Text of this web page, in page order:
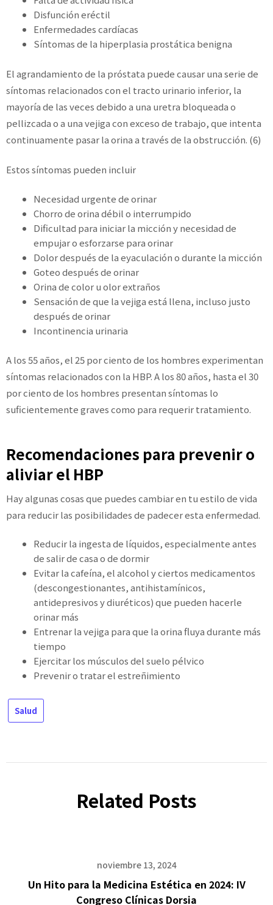
Disfunción eréctil
Enfermedades cardíacas
Síntomas de la hiperplasia prostática benigna
El agrandamiento de la próstata puede causar una serie de
síntomas relacionados con el tracto urinario inferior, la
mayoría de las veces debido a una uretra bloqueada o
pellizcada o a una vejiga con exceso de trabajo, que intenta
continuamente pasar la orina a través de la obstrucción. (6)
Estos síntomas pueden incluir
Necesidad urgente de orinar
Chorro de orina débil o interrumpido
Dificultad para iniciar la micción y necesidad de
empujar o esforzarse para orinar
Dolor después de la eyaculación o durante la micción
Goteo después de orinar
Orina de color u olor extraños
Sensación de que la vejiga está llena, incluso justo
después de orinar
Incontinencia urinaria
A los 55 años, el 25 por ciento de los hombres experimentan
síntomas relacionados con la HBP. A los 80 años, hasta el 30
por ciento de los hombres presentan síntomas lo
suficientemente graves como para requerir tratamiento.
Recomendaciones para prevenir o
aliviar el HBP
Hay algunas cosas que puedes cambiar en tu estilo de vida
para reducir las posibilidades de padecer esta enfermedad.
Reducir la ingesta de líquidos, especialmente antes
de salir de casa o de dormir
Evitar la cafeína, el alcohol y ciertos medicamentos
(descongestionantes, antihistamínicos,
antidepresivos y diuréticos) que pueden hacerle
orinar más
Entrenar la vejiga para que la orina fluya durante más
tiempo
Ejercitar los músculos del suelo pélvico
Prevenir o tratar el estreñimiento
Salud
Related Posts
noviembre 13, 2024
Un Hito para la Medicina Estética en 2024: IV
Congreso Clínicas Dorsia